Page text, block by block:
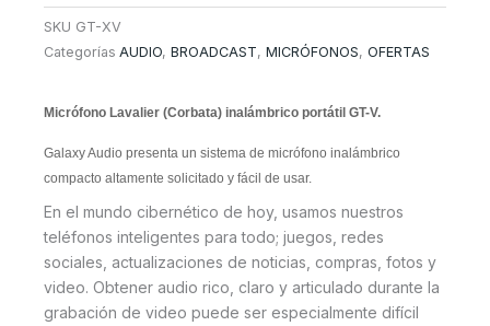
SKU GT-XV
Categorías AUDIO, BROADCAST, MICRÓFONOS, OFERTAS
Micrófono Lavalier (Corbata) inalámbrico portátil GT-V.
Galaxy Audio presenta un sistema de micrófono inalámbrico
compacto altamente solicitado y fácil de usar.
En el mundo cibernético de hoy, usamos nuestros
teléfonos inteligentes para todo; juegos, redes
sociales, actualizaciones de noticias, compras, fotos y
video. Obtener audio rico, claro y articulado durante la
grabación de video puede ser especialmente difícil